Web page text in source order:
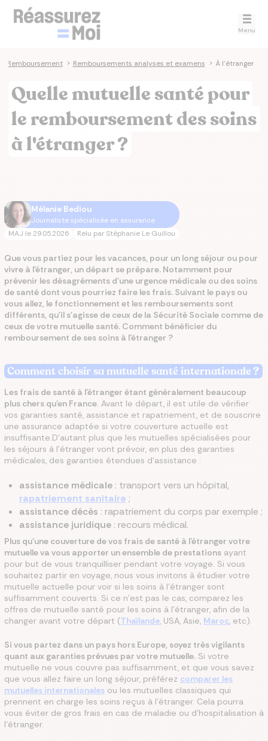
Menu
Remboursement > Remboursements analyses et examens > À l'étranger
Quelle mutuelle santé pour
le remboursement des soins
à l'étranger ?
Mélanie Bediou
Journaliste spécialisée en assurance
MAJ le 29.05.2026 Relu par Stéphanie Le Guillou
Que vous partiez pour les vacances, pour un long séjour ou pour
vivre à l’étranger, un départ se prépare. Notamment pour
prévenir les désagréments d’une urgence médicale ou des soins
de santé dont vous pourriez faire les frais. Suivant le pays ou
vous allez, le fonctionnement et les remboursements sont
différents, qu'il s'agisse de ceux de la Sécurité Sociale comme de
ceux de votre mutuelle santé. Comment bénéficier du
remboursement de ses soins à l'étranger ?
Comment choisir sa mutuelle santé internationale?
Les frais de santé à l’étranger étant généralement beaucoup
plus chers qu’en France. Avant le départ, il est utile de vérifier
vos garanties santé, assistance et rapatriement, et de souscrire
une assurance adaptée si votre couverture actuelle est
insuffisante.D’autant plus que les mutuelles spécialisées pour
les séjours à l’étranger vont prévoir, en plus des garanties
médicales, des garanties étendues d’assistance :
assistance médicale: transport vers un hôpital,
rapatriement sanitaire ;
assistance décès : rapatriement du corps par exemple ;
assistance juridique: recours médical.
Plus qu’une couverture de vos frais de santé à l’étranger votre
mutuelle va vous apporter un ensemble de prestations ayant
pour but de vous tranquilliser pendant votre voyage. Si vous
souhaitez partir en voyage, nous vous invitons à étudier votre
mutuelle actuelle pour voir si les soins à l’étranger sont
suffisamment couverts. Si ce n’est pas le cas, comparez les
offres de mutuelle santé pour les soins à l’étranger, afin de la
changer avant votre départ (Thaïlande, USA, Asie, Maroc, etc).
Si vous partez dans un pays hors Europe, soyez très vigilants
quant aux garanties prévues par votre mutuelle. Si votre
mutuelle ne vous couvre pas suffisamment, et que vous savez
que vous allez faire un long séjour, préférez comparer les
mutuelles internationales ou les mutuelles classiques qui
prennent en charge les soins reçus à l’étranger. Cela pourra
vous éviter de gros frais en cas de maladie ou d’hospitalisation à
l’étranger.